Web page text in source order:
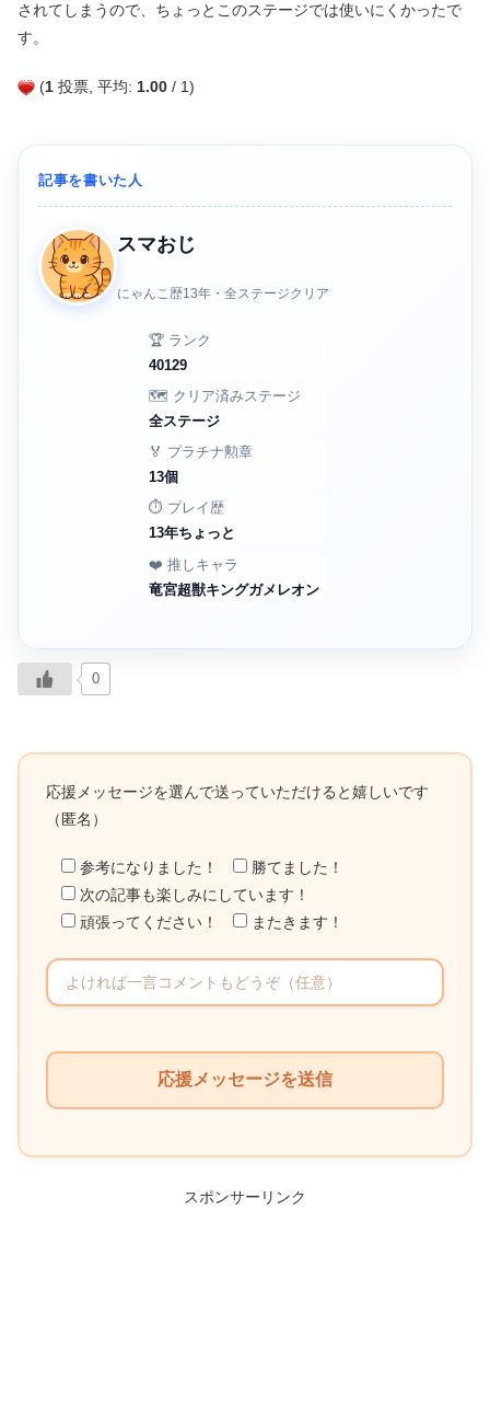
されてしまうので、ちょっとこのステージでは使いにくかったで
す。
(1 投票, 平均: 1.00 / 1)
記事を書いた人
スマおじ
にゃんこ歴13年・全ステージクリア
🏆 ランク
40129
🗺️ クリア済みステージ
全ステージ
🏅 プラチナ勲章
13個
⏱️ プレイ歴
13年ちょっと
❤️ 推しキャラ
竜宮超獣キングガメレオン
0
応援メッセージを選んで送っていただけると嬉しいです
（匿名）
参考になりました！
勝てました！
次の記事も楽しみにしています！
頑張ってください！
またきます！
フ
ー
スポンサーリンク